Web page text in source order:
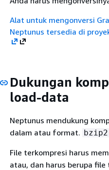
Alat untuk mengonversi
Neptunus tersedia di
Dukungan
load-data
Neptunus mendukung
dalam atau format. bzip2
File terkompresi harus
atau, dan harus berupa